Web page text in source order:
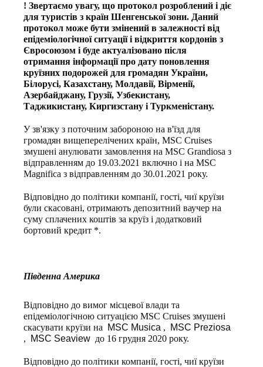
! Звертаємо увагу, що протокол розроблений і діє
для туристів з країн Шенгенської зони. Даний
протокол може бути змінений в залежності від
епідеміологічної ситуації і відкриття кордонів з
Євросоюзом і буде актуалізовано після
отримання інформації про дату поновлення
круїзних подорожей для громадян України,
Білорусі, Казахстану, Молдавії, Вірменії,
Азербайджану, Грузії, Узбекистану,
Таджикистану, Киргизстану і Туркменістану.
У зв'язку з поточним забороною на в'їзд для
громадян вищеперелічених країн, MSC Cruises
змушені анулювати замовлення на MSC Grandiosa з
відправленням до 19.03.2021 включно і на MSC
Magnifica з відправленням до 30.01.2021 року.
Відповідно до політики компанії, гості, чиї круїзи
були скасовані, отримають депозитний ваучер на
суму сплачених коштів за круїз і додатковий
бортовий кредит *.
Південна Америка
Відповідно до вимог місцевої влади та
епідеміологічною ситуацією MSC Cruises змушені
скасувати круїзи на
MSC Musica ,
MSC Preziosa
,
MSC Seaview до 16 грудня 2020 року.
Відповідно до політики компанії, гості, чиї круїзи